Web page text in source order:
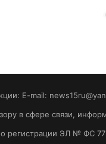
E-mail:
в сфере связи,
о регистрации ЭЛ № ФС